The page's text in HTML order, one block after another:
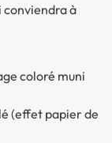
conviendra à
coloré muni
(effet papier de